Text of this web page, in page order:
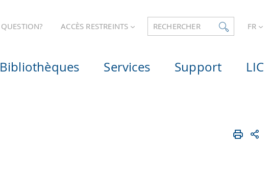
QUESTION? ACCÈS RESTREINTS RECHERCHER FR
Bibliothèques Services Support LIC